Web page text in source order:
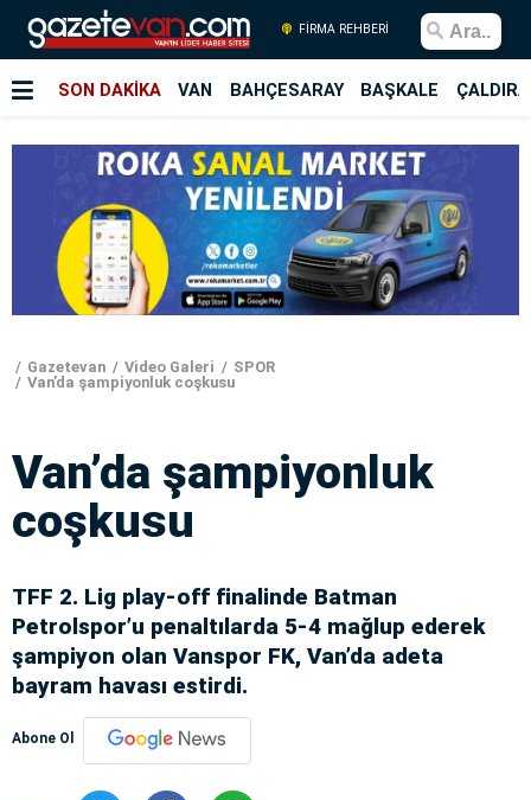
FİRMA REHBERİ
SON DAKİKA VAN BAHÇESARAY BAŞKALE
Gazetevan Video Galeri
SPOR
Van’da şampiyonluk coşkusu
Van’da şampiyonluk
coşkusu
TFF 2. Lig play-off finalinde Batman
Petrolspor’u penaltılarda 5-4 mağlup ederek
şampiyon olan Vanspor FK, Van’da adeta
bayram havası estirdi.
Abone Ol